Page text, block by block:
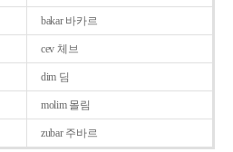
bakar 바카르
cev 체브
dim 딤
molim 몰림
zubar 주바르